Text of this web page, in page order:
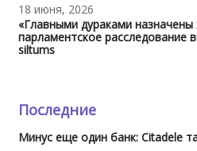
18 июня, 2026
«Главными дураками
парламентское расследование
siltums
Последние
Минус еще один банк: Citadele